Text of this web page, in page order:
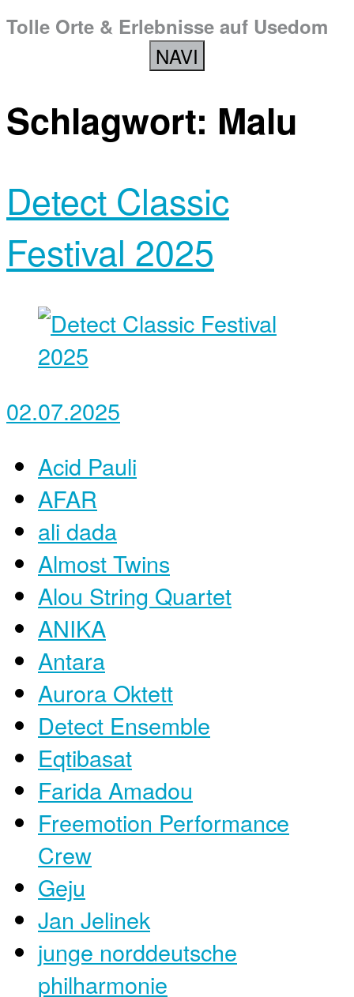
Tolle Orte & Erlebnisse auf Usedom
NAVI
Schlagwort: Malu
Detect Classic
Festival 2025
02.07.2025
Acid Pauli
AFAR
ali dada
Almost Twins
Alou String Quartet
ANIKA
Antara
Aurora Oktett
Detect Ensemble
Eqtibasat
Farida Amadou
Freemotion Performance
Crew
Geju
Jan Jelinek
junge norddeutsche
philharmonie